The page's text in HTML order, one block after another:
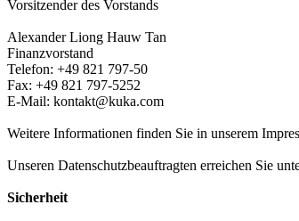
Vorsitzender des Vorstands
Alexander Liong Hauw Tan
Finanzvorstand
Telefon: +49 821 797-50
Fax: +49 821 797-5252
E-Mail: kontakt@kuka.com
Weitere Informationen finden Sie in unserem
Unseren Datenschutzbeauftragten erreichen Sie
Sicherheit